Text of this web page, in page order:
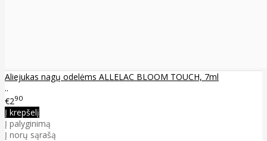
Aliejukas nagų odelėms ALLELAC BLOOM TOUCH, 7ml
..
€290
Į krepšelį
Į palyginimą
Į norų sąrašą